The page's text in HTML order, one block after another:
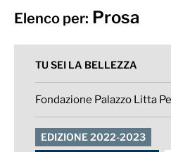
Elenco per: Prosa
TU SEI LA BELLEZZA
Fondazione Palazzo Litta
EDIZIONE 2022-2023